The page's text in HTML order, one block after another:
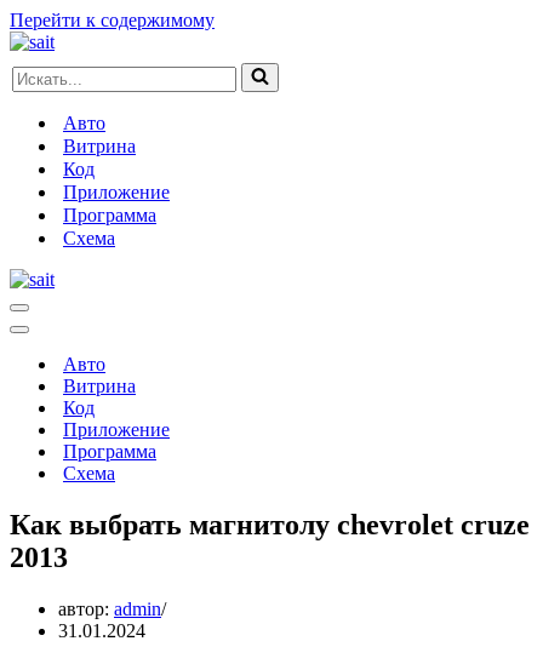
Перейти к содержимому
Искать...
Авто
Витрина
Код
Приложение
Программа
Схема
Меню
навигации
Меню
навигацииАвто
Витрина
Код
Приложение
Программа
Схема
Как выбрать магнитолу chevrolet cruze
2013
автор: admin
31.01.2024